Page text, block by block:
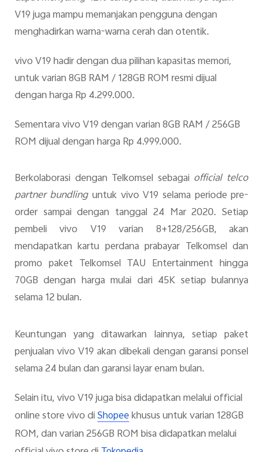
V19 juga mampu memanjakan pengguna dengan
menghadirkan warna-warna cerah dan otentik.
vivo V19 hadir dengan dua pilihan kapasitas memori,
untuk varian 8GB RAM / 128GB ROM resmi dijual
dengan harga Rp 4.299.000.
Sementara vivo V19 dengan varian 8GB RAM / 256GB
ROM dijual dengan harga Rp 4.999.000.
Berkolaborasi dengan Telkomsel sebagai official telco
partner bundlinguntuk vivo V19 selama periode pre-
order sampai dengan tanggal 24 Mar 2020. Setiap
pembeli vivo V19 varian 8+128/256GB, akan
mendapatkan kartu perdana prabayar Telkomsel dan
promo paket Telkomsel TAU Entertainment hingga
70GB dengan harga mulai dari 45K setiap bulannya
selama 12 bulan.
Keuntungan yang ditawarkan lainnya, setiap paket
penjualan vivo V19 akan dibekali dengan garansi ponsel
selama 24 bulan dan garansi layar enam bulan.
Selain itu, vivo V19 juga bisa didapatkan melalui official
online store vivo diShopeekhusus untuk varian 128GB
ROM, dan varian 256GB ROM bisa didapatkan melalui